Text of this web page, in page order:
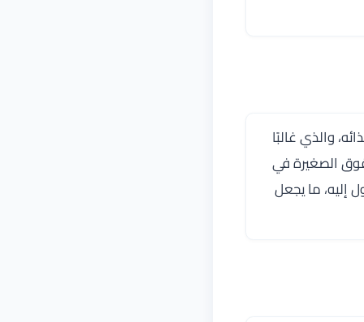
والذي غالبًا
الصغيرة في
إليه، ما يجعل